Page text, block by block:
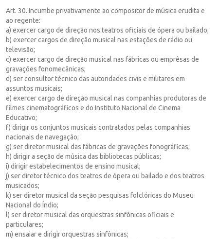
Art. 30. Incumbe privativamente ao compositor de música erudita e
ao regente:
a) exercer cargo de direção nos teatros oficiais de ópera ou bailado;
b) exercer cargos de direção musical nas estações de rádio ou
televisão;
c) exercer cargo de direção musical nas fábricas ou emprêsas de
gravações fonomecânicas;
d) ser consultor técnico das autoridades civis e militares em
assuntos musicais;
e) exercer cargo de direção musical nas companhias produtoras de
filmes cinematográficos e do Instituto Nacional de Cinema
Educativo;
f) dirigir os conjuntos musicais contratados pelas companhias
nacionais de navegação;
g) ser diretor musical das fábricas de gravações fonográficas;
h) dirigir a seção de música das bibliotecas públicas;
i) dirigir estabelecimentos de ensino musical;
j) ser diretor técnico dos teatros de ópera ou bailado e dos teatros
musicados;
k) ser diretor musical da seção pesquisas folclóricas do Museu
Nacional do Índio;
l) ser diretor musical das orquestras sinfônicas oficiais e
particulares;
m) ensaiar e dirigir orquestras sinfônicas;